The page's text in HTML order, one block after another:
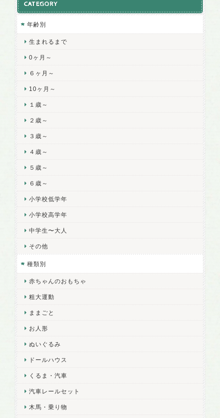
CATEGORY
年齢別
生まれるまで
0ヶ月～
６ヶ月～
10ヶ月～
１歳～
２歳～
３歳～
４歳～
５歳～
６歳～
小学校低学年
小学校高学年
中学生〜大人
その他
種類別
赤ちゃんのおもちゃ
粗大運動
ままごと
お人形
ぬいぐるみ
ドールハウス
くるま・汽車
汽車レールセット
木馬・乗り物